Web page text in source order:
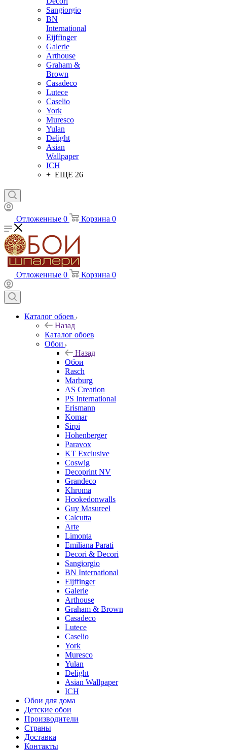
Sangiorgio
BN
International
Eijffinger
Galerie
Arthouse
Graham &
Brown
Casadeco
Lutece
Caselio
York
Muresco
Yulan
Delight
Asian
Wallpaper
ICH
+ ЕЩЕ 26
Отложенные 0 Корзина 0
Отложенные 0 Корзина 0
Каталог обоев
Назад
Каталог обоев
Обои
Назад
Обои
Rasch
Marburg
AS Creation
PS International
Erismann
Komar
Sirpi
Hohenberger
Paravox
KT Exclusive
Coswig
Decoprint NV
Grandeco
Khroma
Hookedonwalls
Guy Masureel
Calcutta
Arte
Limonta
Emiliana Parati
Decori & Decori
Sangiorgio
BN International
Eijffinger
Galerie
Arthouse
Graham & Brown
Casadeco
Lutece
Caselio
York
Muresco
Yulan
Delight
Asian Wallpaper
ICH
Обои для дома
Детские обои
Производители
Страны
Доставка
Контакты